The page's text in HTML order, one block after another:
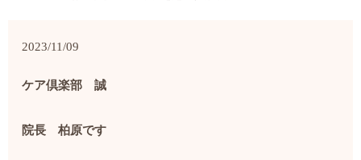
2023/11/09
ケア倶楽部 誠
院長 柏原です